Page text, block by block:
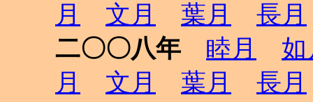
月
文月 葉月
長月
二〇〇八年
睦月
如
月
文月 葉月
長月